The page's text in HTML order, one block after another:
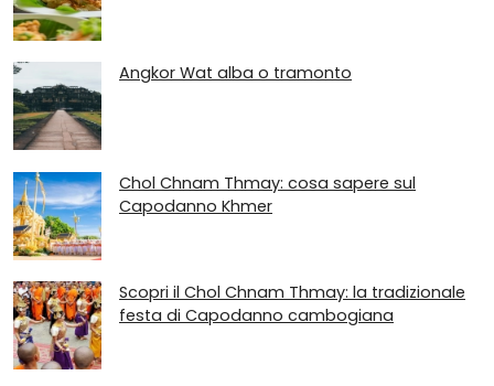
Angkor Wat alba o tramonto
Chol Chnam Thmay: cosa sapere sul
Capodanno Khmer
Scopri il Chol Chnam Thmay: la tradizionale
festa di Capodanno cambogiana